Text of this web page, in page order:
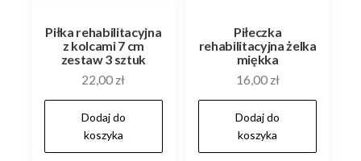
Piłka rehabilitacyjna
z kolcami 7 cm
zestaw 3 sztuk
22,00 zł
Dodaj do
koszyka
Piłeczka
rehabilitacyjna żelka
miękka
16,00 zł
Dodaj do
koszyka